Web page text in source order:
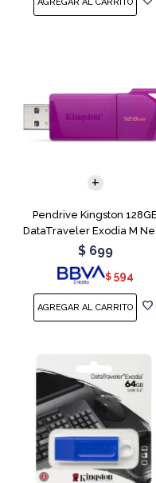
Pendrive Kingston
DataTraveler Exodia M
Purple
$ 699
$ 594